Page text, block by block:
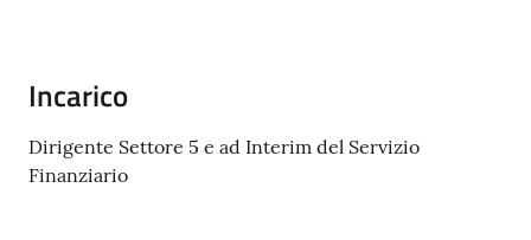
Seguici
su
Incarico
Dirigente Settore 5 e ad Interim del Servizio
Finanziario